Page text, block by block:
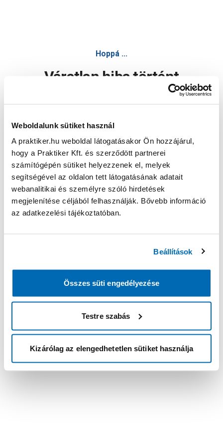
Weboldalunk sütiket használ
A praktiker.hu weboldal látogatásakor Ön hozzájárul,
hogy a Praktiker Kft. és szerződött partnerei
számítógépén sütiket helyezzenek el, melyek
segítségével az oldalon tett látogatásának adatait
webanalitikai és személyre szóló hirdetések
megjelenítése céljából felhasználják. Bővebb információ
az adatkezelési tájékoztatóban.
Beállítások
Összes süti engedélyezése
Testre szabás
Kizárólag az elengedhetetlen sütiket használja
Hoppá ...
Váratlan hiba történt
Oldal újratöltése